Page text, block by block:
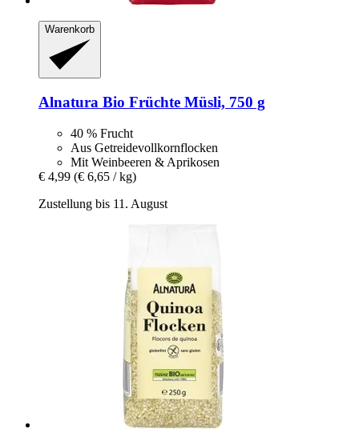
Warenkorb
Alnatura Bio Früchte Müsli, 750 g
40 % Frucht
Aus Getreidevollkornflocken
Mit Weinbeeren & Aprikosen
€ 4,99 (€ 6,65 / kg)
Zustellung bis 11. August